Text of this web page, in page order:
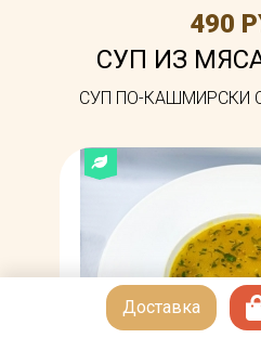
Доставка
490
СУП ИЗ
СУП ПО-КАШМИРСКИ